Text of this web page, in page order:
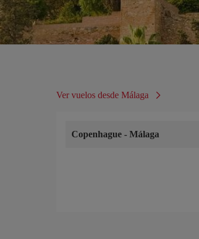
Ver vuelos desde Málaga
Copenhague - Málaga